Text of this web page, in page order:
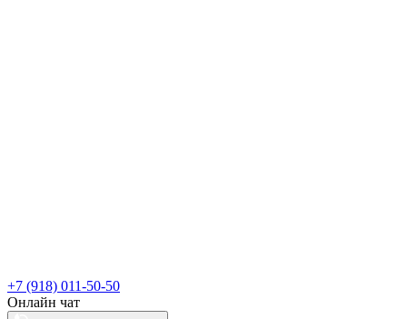
+7 (918) 011-50-50
Онлайн чат